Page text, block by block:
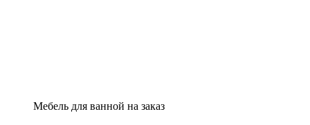
Мебель для ванной на заказ